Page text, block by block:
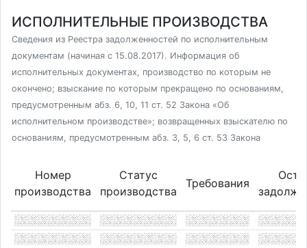
ИСПОЛНИТЕЛЬНЫЕ ПРОИЗВОДСТВА
Сведения из Реестра задолженностей по исполнительным
документам (начиная с 15.08.2017). Информация об
исполнительных документах, производство по которым не
окончено; взыскание по которым прекращено по основаниям,
предусмотренным абз. 6, 10, 11 ст. 52 Закона «Об
исполнительном производстве»; возвращенных взыскателю по
основаниям, предусмотренным абз. 3, 5, 6 ст. 53 Закона
Номер
производства
Статус
производства
Требования